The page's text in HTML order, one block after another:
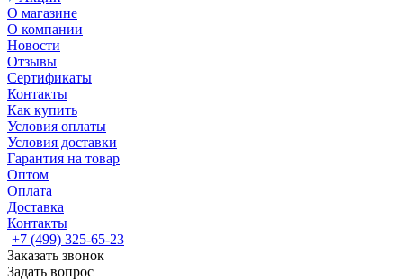
О магазине
О компании
Новости
Отзывы
Сертификаты
Контакты
Как купить
Условия оплаты
Условия доставки
Гарантия на товар
Оптом
Оплата
Доставка
Контакты
+7 (499) 325-65-23
Заказать звонок
Задать вопрос